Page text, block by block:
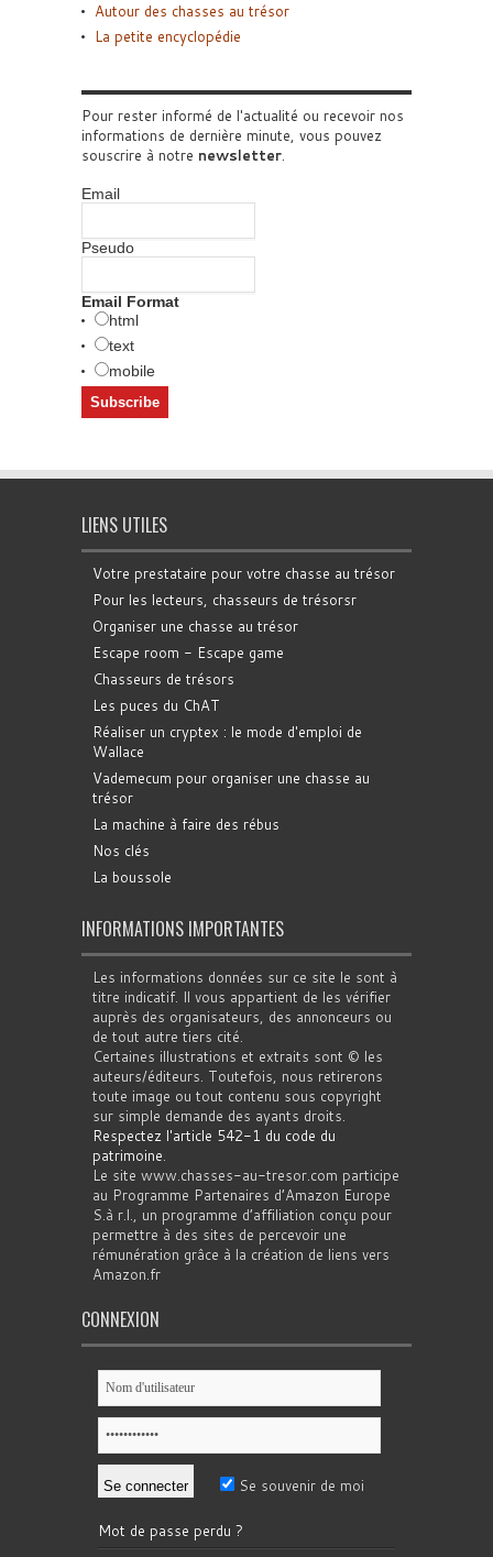
Autour des chasses au trésor
La petite encyclopédie
Pour rester informé de l'actualité ou recevoir nos
informations de dernière minute, vous pouvez
souscrire à notre newsletter.
Email
Pseudo
Email Format
html
text
mobile
LIENS UTILES
Votre prestataire pour votre chasse au trésor
Pour les lecteurs, chasseurs de trésorsr
Organiser une chasse au trésor
Escape room - Escape game
Chasseurs de trésors
Les puces du ChAT
Réaliser un cryptex : le mode d'emploi de
Wallace
Vademecum pour organiser une chasse au
trésor
La machine à faire des rébus
Nos clés
La boussole
INFORMATIONS IMPORTANTES
Les informations données sur ce site le sont à
titre indicatif. Il vous appartient de les vérifier
auprès des organisateurs, des annonceurs ou
de tout autre tiers cité.
Certaines illustrations et extraits sont © les
auteurs/éditeurs. Toutefois, nous retirerons
toute image ou tout contenu sous copyright
sur simple demande des ayants droits.
Respectez l'article 542-1 du code du
patrimoine.
Le site www.chasses-au-tresor.com participe
au Programme Partenaires d’Amazon Europe
S.à r.l., un programme d’affiliation conçu pour
permettre à des sites de percevoir une
rémunération grâce à la création de liens vers
Amazon.fr
CONNEXION
Se souvenir de moi
Mot de passe perdu ?